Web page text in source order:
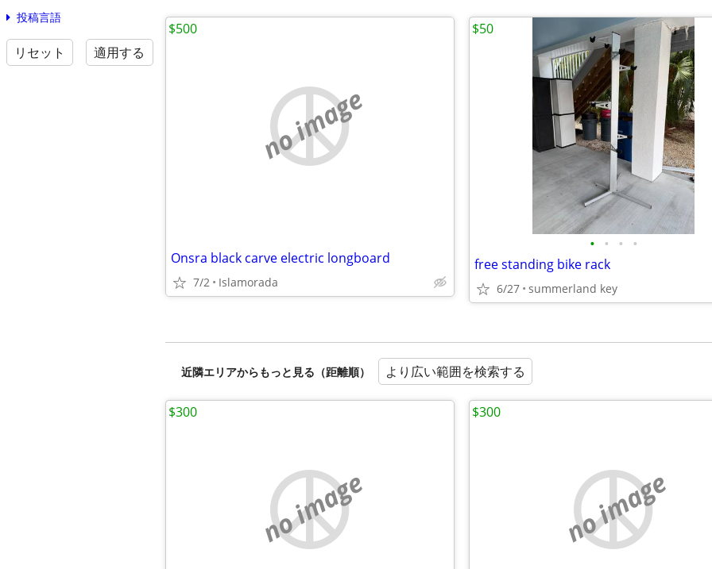
投稿言語
リセット 適用する
no image
Onsra black carve electric longboard
7/2 Islamorada
$500
• • • •
free standing bike rack
6/27 summerland key
$50
近隣エリアからもっと見る（距離順） より広い範囲を検索する
no image
$300
no image
$300